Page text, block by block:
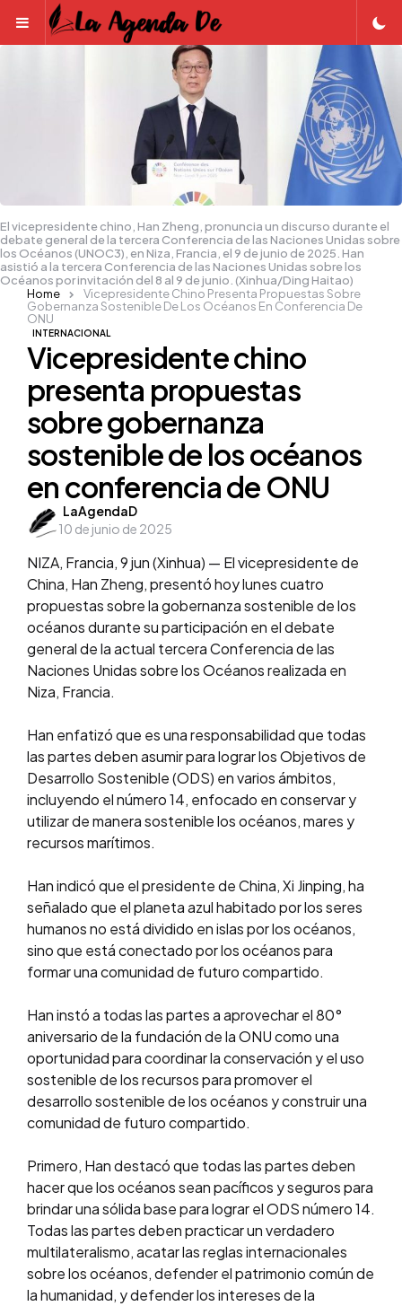
Menu
El vicepresidente chino, Han Zheng, pronuncia un discurso durante el
debate general de la tercera Conferencia de las Naciones Unidas sobre
los Océanos (UNOC3), en Niza, Francia, el 9 de junio de 2025. Han
asistió a la tercera Conferencia de las Naciones Unidas sobre los
Océanos por invitación del 8 al 9 de junio. (Xinhua/Ding Haitao)
INTERNACIONAL
Vicepresidente chino
presenta propuestas
sobre gobernanza
sostenible de los océanos
en conferencia de ONU
Posted
by
LaAgendaD
10 de junio de 2025
Home
Vicepresidente Chino Presenta Propuestas Sobre
Gobernanza Sostenible De Los Océanos En Conferencia De
ONU
NIZA, Francia, 9 jun (Xinhua) — El vicepresidente de
China, Han Zheng, presentó hoy lunes cuatro
propuestas sobre la gobernanza sostenible de los
océanos durante su participación en el debate
general de la actual tercera Conferencia de las
Naciones Unidas sobre los Océanos realizada en
Niza, Francia.
Han enfatizó que es una responsabilidad que todas
las partes deben asumir para lograr los Objetivos de
Desarrollo Sostenible (ODS) en varios ámbitos,
incluyendo el número 14, enfocado en conservar y
utilizar de manera sostenible los océanos, mares y
recursos marítimos.
Han indicó que el presidente de China, Xi Jinping, ha
señalado que el planeta azul habitado por los seres
humanos no está dividido en islas por los océanos,
sino que está conectado por los océanos para
formar una comunidad de futuro compartido.
Han instó a todas las partes a aprovechar el 80°
aniversario de la fundación de la ONU como una
oportunidad para coordinar la conservación y el uso
sostenible de los recursos para promover el
desarrollo sostenible de los océanos y construir una
comunidad de futuro compartido.
Primero, Han destacó que todas las partes deben
hacer que los océanos sean pacíficos y seguros para
brindar una sólida base para lograr el ODS número 14.
Todas las partes deben practicar un verdadero
multilateralismo, acatar las reglas internacionales
sobre los océanos, defender el patrimonio común de
la humanidad, y defender los intereses de la